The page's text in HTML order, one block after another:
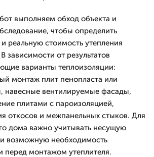
выполняем обход объекта и
чтобы определить
реальную стоимость утепления
зависимости от результатов
варианты теплоизоляции:
монтаж плит пенопласта или
навесные вентилируемые фасады,
плитами с пароизоляцией,
откосов и межпанельных стыков. Для
дома важно учитывать несущую
возможную необходимость
перед монтажом утеплителя.